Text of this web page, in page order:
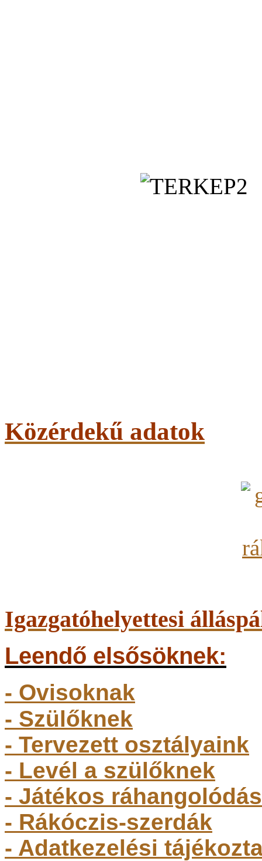
Közérdekű adatok
Igazgatóhelyettesi
Leendő elsősöknek:
- Ovisoknak
- Szülőknek
- Tervezett osztályaink
- Levél a szülőknek
- Játékos ráhangolódás
- Rákóczis-szerdák
- Adatkezelési